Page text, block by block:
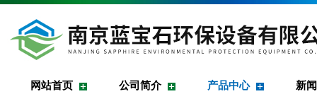
网站首页 公司简介 产品中心 新